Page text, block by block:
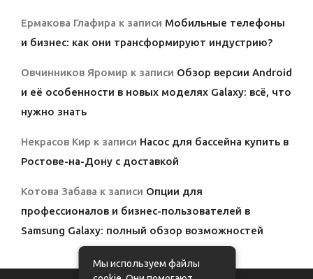
Ермакова Глафира к записи Мобильные телефоны
и бизнес: как они трансформируют индустрию?
Овчинников Яромир к записи Обзор версии Android
и её особенности в новых моделях Galaxy: всё, что
нужно знать
Некрасов Кир к записи Насос для бассейна купить в
Ростове-на-Дону с доставкой
Котова Забава к записи Опции для
профессионалов и бизнес-пользователей в
Samsung Galaxy: полный обзор возможностей
Мы используем файлы